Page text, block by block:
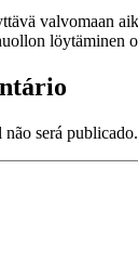
valvomaan
löytäminen
não será publicado.